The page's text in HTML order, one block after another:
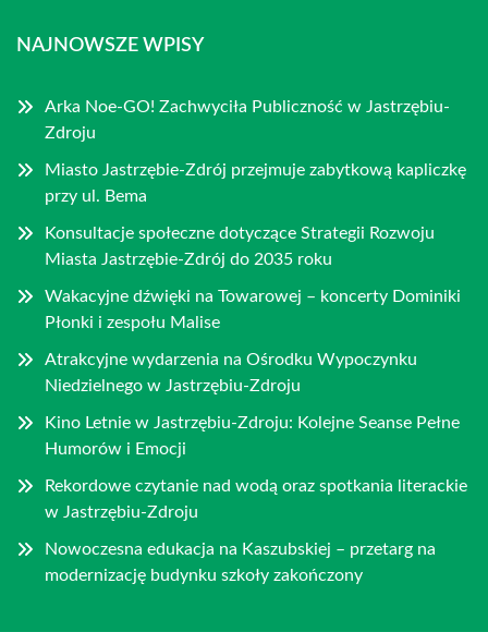
NAJNOWSZE WPISY
Arka Noe-GO! Zachwyciła Publiczność w Jastrzębiu-
Zdroju
Miasto Jastrzębie-Zdrój przejmuje zabytkową kapliczkę
przy ul. Bema
Konsultacje społeczne dotyczące Strategii Rozwoju
Miasta Jastrzębie-Zdrój do 2035 roku
Wakacyjne dźwięki na Towarowej – koncerty Dominiki
Płonki i zespołu Malise
Atrakcyjne wydarzenia na Ośrodku Wypoczynku
Niedzielnego w Jastrzębiu-Zdroju
Kino Letnie w Jastrzębiu-Zdroju: Kolejne Seanse Pełne
Humorów i Emocji
Rekordowe czytanie nad wodą oraz spotkania literackie
w Jastrzębiu-Zdroju
Nowoczesna edukacja na Kaszubskiej – przetarg na
modernizację budynku szkoły zakończony